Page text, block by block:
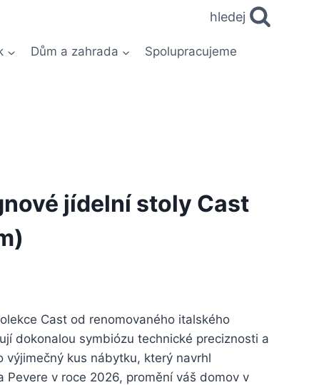
hledej
Dům a zahrada Spolupracujeme
jídelní stoly Cast
Cast od renomovaného italského
dokonalou symbiózu technické preciznosti a
výjimečný kus nábytku, který navrhl
Pevere v roce 2026, promění váš domov v